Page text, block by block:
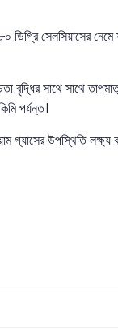
সেলসিয়াসের নেমে
বৃদ্ধির সাথে সাথে
পর্যন্ত।
গ্যাসের উপস্থিতি লক্ষ্য